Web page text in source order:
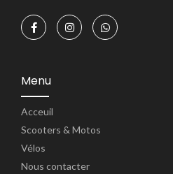
Menu
Acceuil
Scooters & Motos
Vélos
Nous contacter